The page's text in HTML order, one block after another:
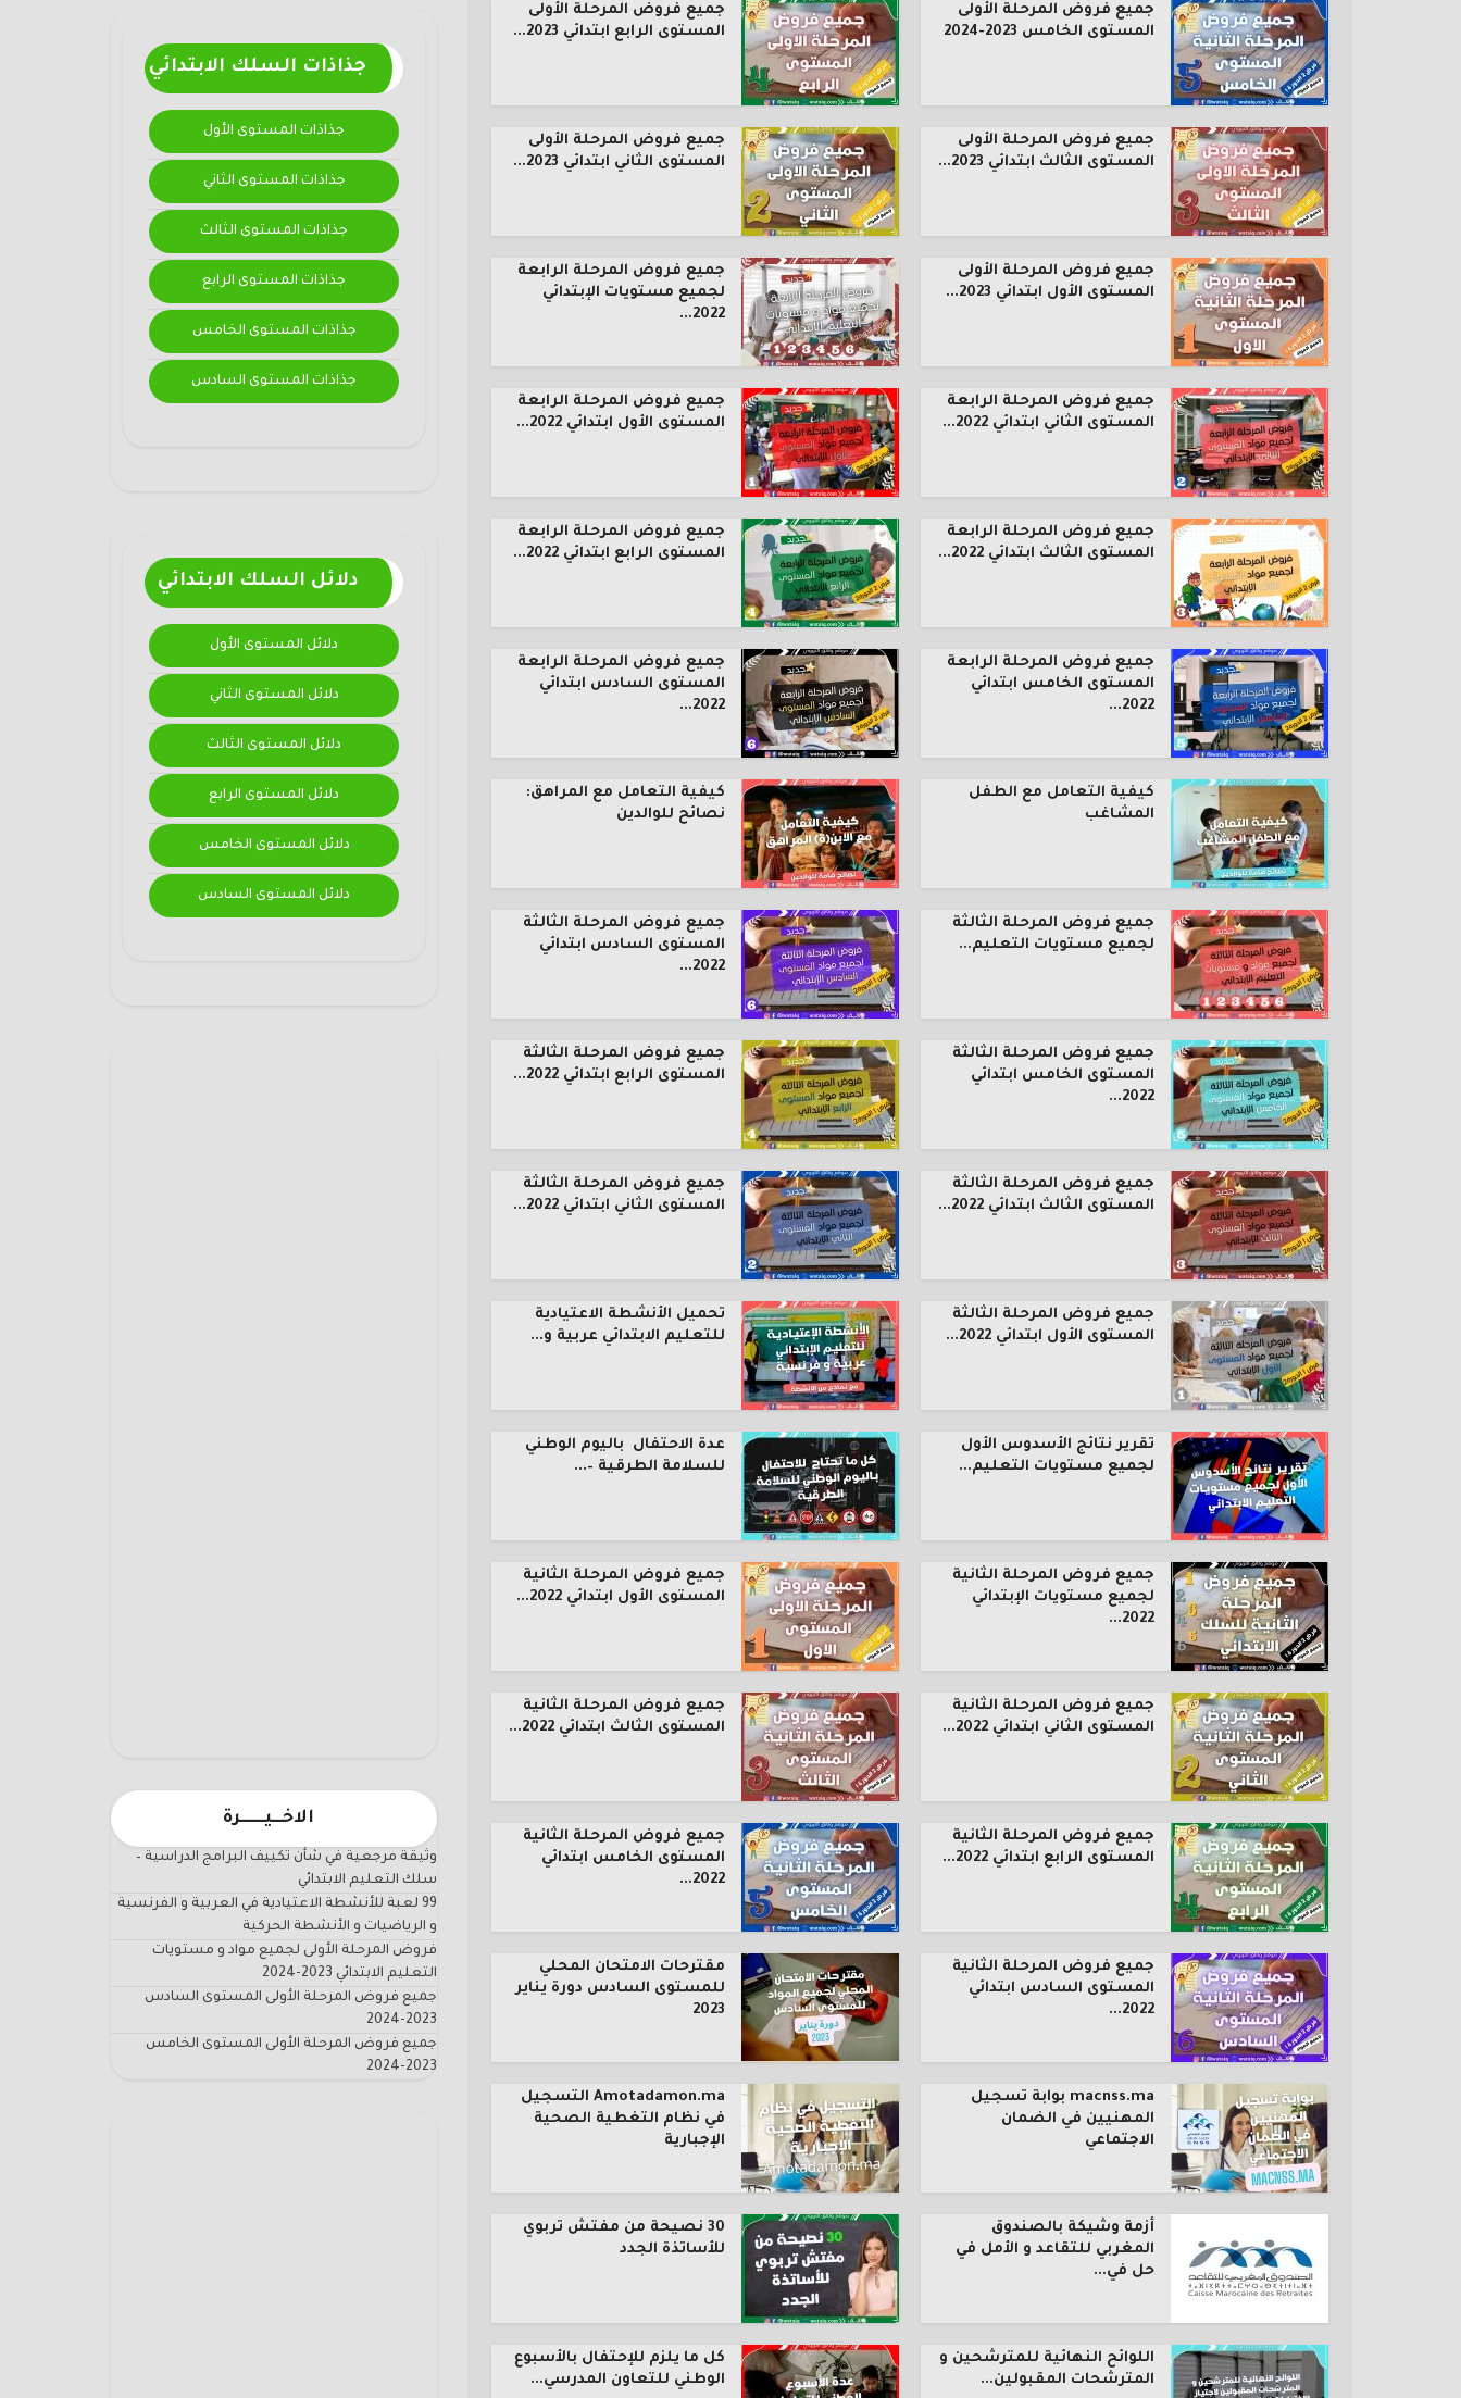
جذاذات السلك الابتدائي
جذاذات المستوى الأول
جذاذات المستوى الثاني
جذاذات المستوى الثالث
جذاذات المستوى الرابع
جذاذات المستوى الخامس
جذاذات المستوى السادس
دلائل السلك الابتدائي
دلائل المستوى الأول
دلائل المستوى الثاني
دلائل المستوى الثالث
دلائل المستوى الرابع
دلائل المستوى الخامس
دلائل المستوى السادس
الاخـــيـــــــرة
وثيقة مرجعية في شأن تكييف البرامج الدراسية –
سلك التعليم الابتدائي
99 لعبة للأنشطة الاعتيادية في العربية و الفرنسية
و الرياضيات و الأنشطة الحركية
فروض المرحلة الأولى لجميع مواد و مستويات
التعليم الابتدائي 2023-2024
جميع فروض المرحلة الأولى المستوى السادس
2023-2024
جميع فروض المرحلة الأولى المستوى الخامس
2023-2024
جميع فروض المرحلة الأولى
المستوى الخامس 2023-2024
جميع فروض المرحلة الأولى
المستوى الرابع ابتدائي 2023...
جميع فروض المرحلة الأولى
المستوى الثالث ابتدائي 2023...
جميع فروض المرحلة الأولى
المستوى الثاني ابتدائي 2023...
جميع فروض المرحلة الأولى
المستوى الأول ابتدائي 2023...
جميع فروض المرحلة الرابعة
لجميع مستويات الإبتدائي
2022...
جميع فروض المرحلة الرابعة
المستوى الثاني ابتدائي 2022...
جميع فروض المرحلة الرابعة
المستوى الأول ابتدائي 2022...
جميع فروض المرحلة الرابعة
المستوى الثالث ابتدائي 2022...
جميع فروض المرحلة الرابعة
المستوى الرابع ابتدائي 2022...
جميع فروض المرحلة الرابعة
المستوى الخامس ابتدائي
2022...
جميع فروض المرحلة الرابعة
المستوى السادس ابتدائي
2022...
كيفية التعامل مع الطفل
المشاغب
كيفية التعامل مع المراهق:
نصائح للوالدين
جميع فروض المرحلة الثالثة
لجميع مستويات التعليم...
جميع فروض المرحلة الثالثة
المستوى السادس ابتدائي
2022...
جميع فروض المرحلة الثالثة
المستوى الخامس ابتدائي
2022...
جميع فروض المرحلة الثالثة
المستوى الرابع ابتدائي 2022...
جميع فروض المرحلة الثالثة
المستوى الثالث ابتدائي 2022...
جميع فروض المرحلة الثالثة
المستوى الثاني ابتدائي 2022...
جميع فروض المرحلة الثالثة
المستوى الأول ابتدائي 2022...
تحميل الأنشطة الاعتيادية
للتعليم الابتدائي عربية و...
تقرير نتائج الأسدوس الأول
لجميع مستويات التعليم...
عدة الاحتفال باليوم الوطني
للسلامة الطرقية –...
جميع فروض المرحلة الثانية
لجميع مستويات الإبتدائي
2022...
جميع فروض المرحلة الثانية
المستوى الأول ابتدائي 2022...
جميع فروض المرحلة الثانية
المستوى الثاني ابتدائي 2022...
جميع فروض المرحلة الثانية
المستوى الثالث ابتدائي 2022...
جميع فروض المرحلة الثانية
المستوى الرابع ابتدائي 2022...
جميع فروض المرحلة الثانية
المستوى الخامس ابتدائي
2022...
جميع فروض المرحلة الثانية
المستوى السادس ابتدائي
2022...
مقترحات الامتحان المحلي
للمستوى السادس دورة يناير
2023
macnss.ma بوابة تسجيل
المهنيين في الضمان
الاجتماعي
Amotadamon.ma التسجيل
في نظام التغطية الصحية
الإجبارية
أزمة وشيكة بالصندوق
المغربي للتقاعد و الأمل في
حل في...
30 نصيحة من مفتش تربوي
للأساتذة الجدد
اللوائح النهائية للمترشحين و
المترشحات المقبولين...
كل ما يلزم للإحتفال بالأسبوع
الوطني للتعاون المدرسي...